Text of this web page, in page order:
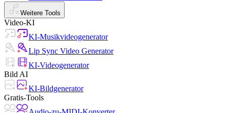
Weitere Tools
Video-KI
KI-Musikvideogenerator
Lip Sync Video Generator
KI-Videogenerator
Bild AI
KI-Bildgenerator
Gratis-Tools